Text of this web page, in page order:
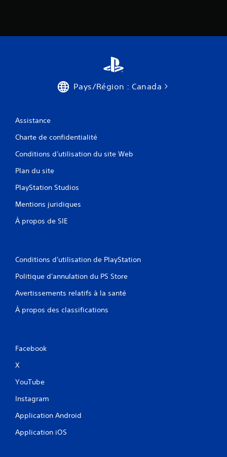
Pays/Région : Canada
Assistance
Charte de confidentialité
Conditions d'utilisation du site Web
Plan du site
PlayStation Studios
Mentions juridiques
À propos de SIE
Conditions d'utilisation de PlayStation
Politique d'annulation du PS Store
Avertissements relatifs à la santé
À propos des classifications
Facebook
X
YouTube
Instagram
Application Android
Application iOS